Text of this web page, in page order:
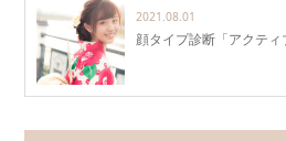
2021.08.01
顔タイプ診断「アクテ